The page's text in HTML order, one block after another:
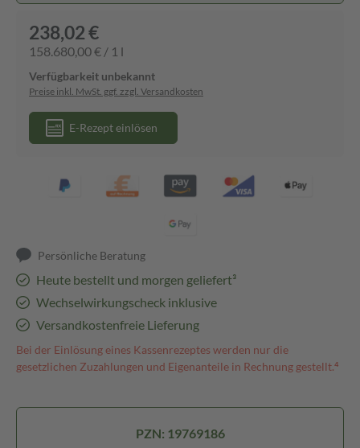
238,02 €
158.680,00 € / 1 l
Verfügbarkeit unbekannt
Preise inkl. MwSt. ggf. zzgl. Versandkosten
E-Rezept einlösen
Persönliche Beratung
Heute bestellt und morgen geliefert³
Wechselwirkungscheck inklusive
Versandkostenfreie Lieferung
Bei der Einlösung eines Kassenrezeptes werden nur die
gesetzlichen Zuzahlungen und Eigenanteile in Rechnung gestellt.⁴
PZN: 19769186